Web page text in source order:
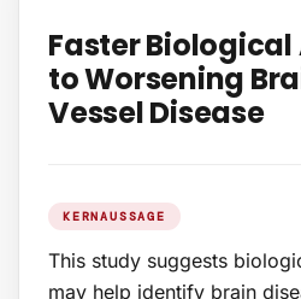
Faster
to Worsening
Vessel Disease
KERNAUSSAGE
This study suggests
may help identify brain